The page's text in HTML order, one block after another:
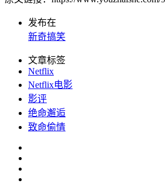
发布在
新奇搞笑
文章标签
Netflix
Netflix电影
影评
绝命邂逅
致命偷情